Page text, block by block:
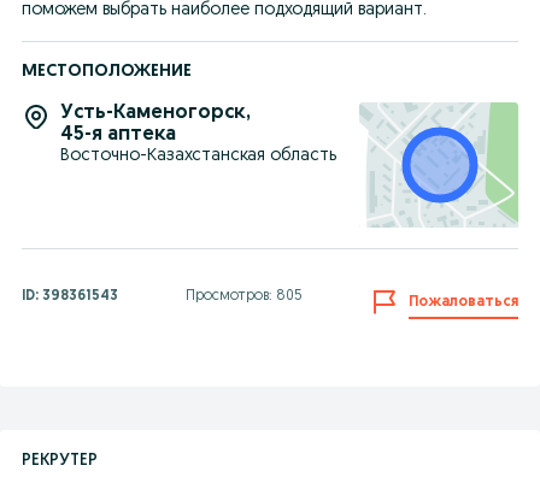
поможем выбрать наиболее подходящий вариант.
МЕСТОПОЛОЖЕНИЕ
Усть-Каменогорск,
45-я аптека
Восточно-Казахстанская область
ID: 398361543 Просмотров: 805 Пожаловаться
РЕКРУТЕР